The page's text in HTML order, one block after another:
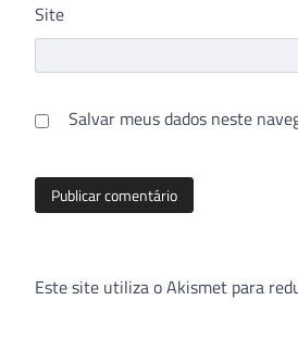
Site
Salvar meus dados neste
Este site utiliza o Akismet para